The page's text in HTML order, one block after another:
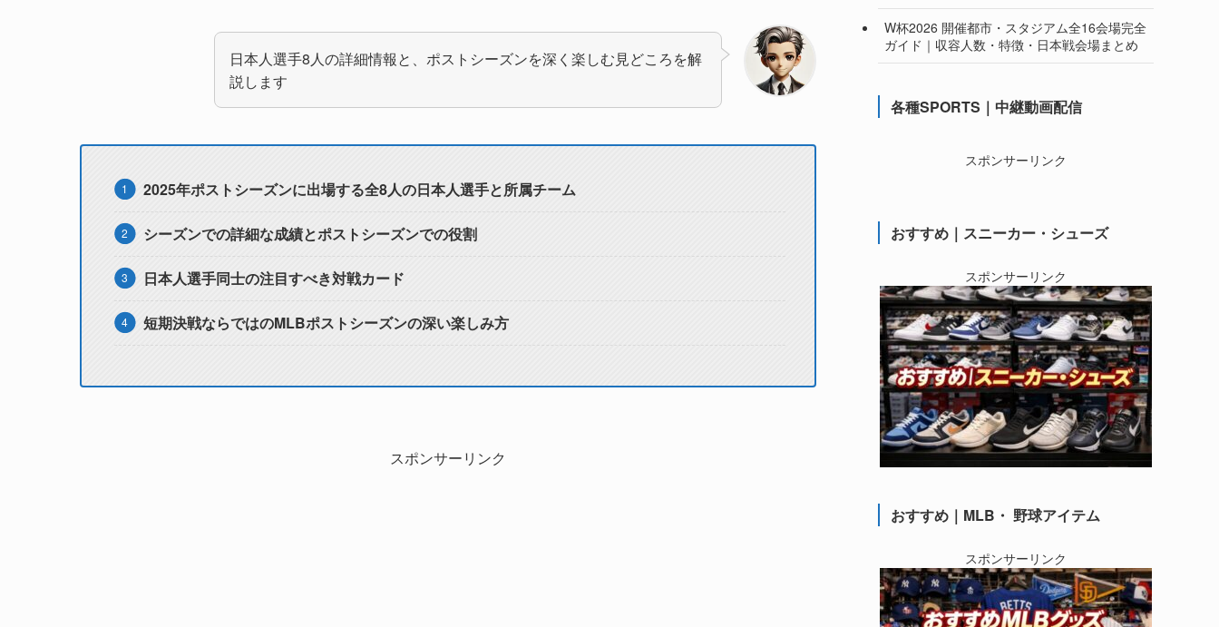
日本人選手8人の詳細情報と、ポストシーズンを深く楽しむ見どころを解
説します
2025年ポストシーズンに出場する全8人の日本人選手と所属チーム
シーズンでの詳細な成績とポストシーズンでの役割
日本人選手同士の注目すべき対戦カード
短期決戦ならではのMLBポストシーズンの深い楽しみ方
スポンサーリンク
W杯2026 開催都市・スタジアム全16会場完全
ガイド｜収容人数・特徴・日本戦会場まとめ
各種SPORTS｜中継動画配信
スポンサーリンク
おすすめ｜スニーカー・シューズ
スポンサーリンク
おすすめ｜MLB・ 野球アイテム
スポンサーリンク